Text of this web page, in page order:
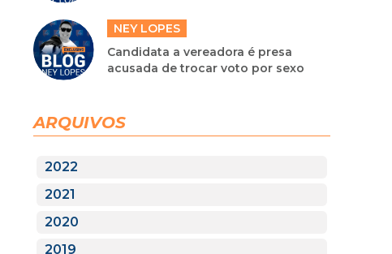
NEY LOPES
Candidata a vereadora é presa
acusada de trocar voto por sexo
ARQUIVOS
2022
2021
2020
2019